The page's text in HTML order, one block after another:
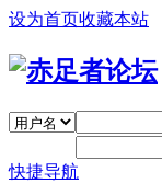
设为首页收藏本站
快捷导航